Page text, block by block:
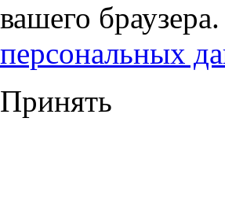
вашего
персональных
Принять